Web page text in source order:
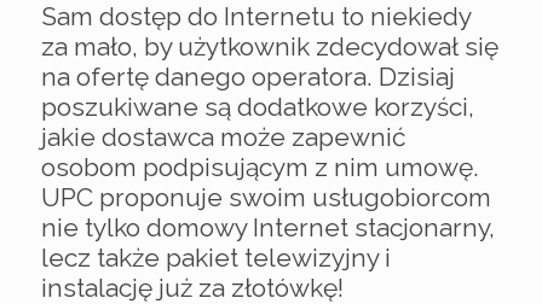
Sam dostęp do Internetu to niekiedy
za mało, by użytkownik zdecydował się
na ofertę danego operatora. Dzisiaj
poszukiwane są dodatkowe korzyści,
jakie dostawca może zapewnić
osobom podpisującym z nim umowę.
UPC proponuje swoim usługobiorcom
nie tylko domowy Internet stacjonarny,
lecz także pakiet telewizyjny i
instalację już za złotówkę!